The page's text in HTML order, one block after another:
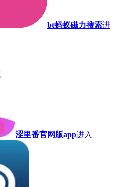
bt蚂蚁磁力搜索进
涩里番官网版app进入